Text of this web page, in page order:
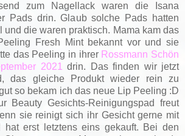
zum Nagellack waren die Isana
Pads drin. Glaub solche Pads hatten
und die waren praktisch. Mama kam das
Fresh Mint bekannt vor und sie
das Peeling in ihrer Rossmann Schön
2021
drin. Das finden wir jetzt
das gleiche Produkt wieder rein zu
so bekam ich das neue Lip Peeling :D
Beauty Gesichts-Reinigungspad freut
sie reinigt sich ihr Gesicht gerne mit
hat erst letztens eins gekauft. Bei den